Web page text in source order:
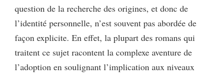
question de la recherche des origines, et donc de
l’identité personnelle, n’est souvent pas abordée de
façon explicite. En effet, la plupart des romans qui
traitent ce sujet racontent la complexe aventure de
l’adoption en soulignant l’implication aux niveaux